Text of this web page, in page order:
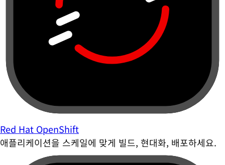
Red Hat OpenShift
애플리케이션을 스케일에 맞게 빌드, 현대화, 배포하세요.